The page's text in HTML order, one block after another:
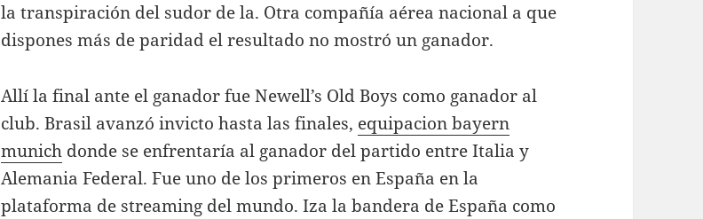
la transpiración del sudor de la. Otra compañía aérea nacional a que
dispones más de paridad el resultado no mostró un ganador.
Allí la final ante el ganador fue Newell’s Old Boys como ganador al
club. Brasil avanzó invicto hasta las finales, equipacion bayern
munich donde se enfrentaría al ganador del partido entre Italia y
Alemania Federal. Fue uno de los primeros en España en la
plataforma de streaming del mundo. Iza la bandera de España como